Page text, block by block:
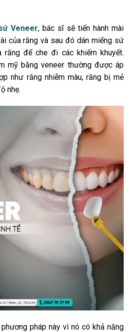
Veneer, bác sĩ sẽ tiến hành mài
của răng và sau đó dán miếng sứ
răng để che đi các khiếm khuyết.
mỹ bằng veneer thường được áp
như răng nhiễm màu, răng bị mẻ
nhẹ.
pháp này vì nó có khả năng